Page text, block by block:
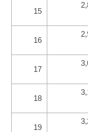
15
16
17
18
19